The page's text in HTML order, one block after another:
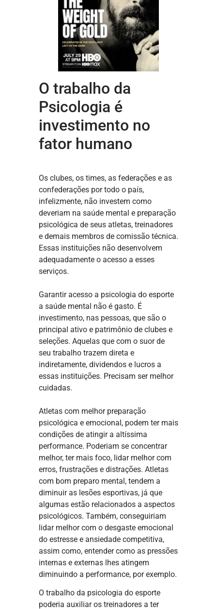
O trabalho da
Psicologia é
investimento no
fator humano
Os clubes, os times, as federações e as
confederações por todo o país,
infelizmente, não investem como
deveriam na saúde mental e preparação
psicológica de seus atletas, treinadores
e demais membros de comissão técnica.
Essas instituições não desenvolvem
adequadamente o acesso a esses
serviços.
Garantir acesso a psicologia do esporte
a saúde mental não é gasto. É
investimento, nas pessoas, que são o
principal ativo e patrimônio de clubes e
seleções. Aquelas que com o suor de
seu trabalho trazem direta e
indiretamente, dividendos e lucros a
essas instituições. Precisam ser melhor
cuidadas.
Atletas com melhor preparação
psicológica e emocional, podem ter mais
condições de atingir a altíssima
performance. Poderiam se concentrar
melhor, ter mais foco, lidar melhor com
erros, frustrações e distrações. Atletas
com bom preparo mental, tendem a
diminuir as lesões esportivas, já que
algumas estão relacionados a aspectos
psicológicos. Também, conseguiriam
lidar melhor com o desgaste emocional
do estresse e ansiedade competitiva,
assim como, entender como as pressões
internas e externas lhes atingem
diminuindo a performance, por exemplo.
O trabalho da psicologia do esporte
poderia auxiliar os treinadores a ter